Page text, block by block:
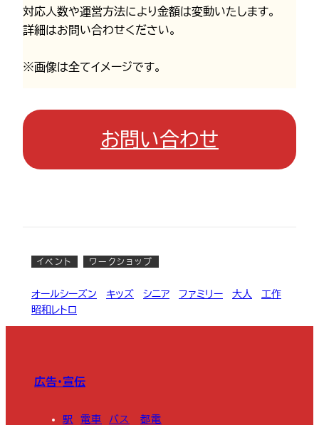
対応人数や運営方法により金額は変動いたします。
詳細はお問い合わせください。
※画像は全てイメージです。
お問い合わせ
イベント ワークショップ
オールシーズン キッズ シニア ファミリー 大人 工作
昭和レトロ
広告・宣伝
駅 電車 バス
都電